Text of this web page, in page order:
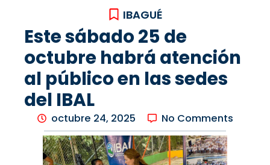
IBAGUÉ
Este sábado 25 de
octubre habrá atención
al público en las sedes
del IBAL
octubre 24, 2025 No Comments